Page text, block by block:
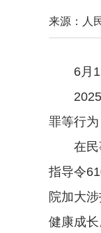
来源：人
6月1日
2025年
罪等行
在民事
指导令
院加大
健康成长